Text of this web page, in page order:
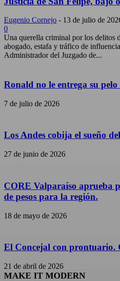
Eugenio Cornejo - 13 de julio de
0
Una querella criminal por los delitos
abogado, estafa y tráfico de
Administrador del Juzgado de...
Ronald no le entrega su
7 de julio de 2026
Los Andes cobija el sueño
27 de junio de 2026
CORE Valparaíso aprueba
de pesos para la región.
18 de mayo de 2026
El Concejal con prontuario.
21 de abril de 2026
MAKE IT MODERN